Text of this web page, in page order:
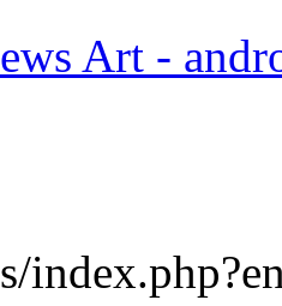
Art -